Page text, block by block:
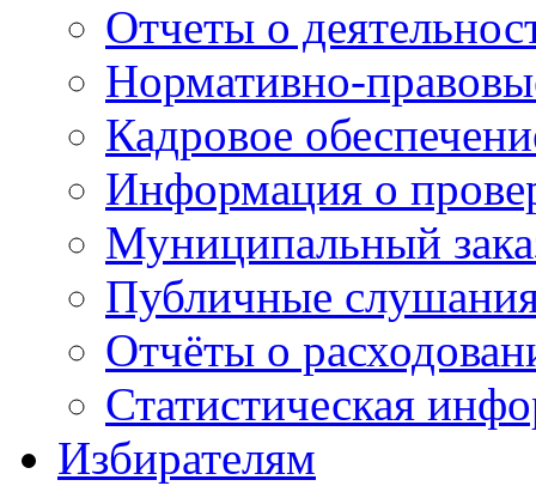
Отчеты о
Нормативно-
Кадровое
Информация о
Муниципальный
Публичные
Отчёты о
Статистическая
Избирателям